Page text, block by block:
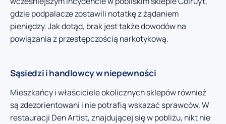
gdzie podpalacze zostawili notatkę z żądaniem
pieniędzy. Jak dotąd, brak jest także dowodów na
powiązania z przestępczością narkotykową.
Sąsiedzi i handlowcy w niepewności
Mieszkańcy i właściciele okolicznych sklepów również
są zdezorientowani i nie potrafią wskazać sprawców. W
restauracji Den Artist, znajdującej się w pobliżu, nikt nie